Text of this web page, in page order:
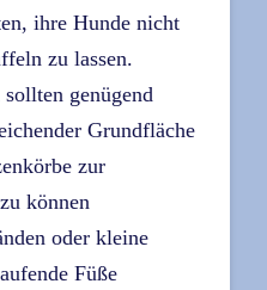
ihre Hunde nicht
zu lassen.
genügend
Grundfläche
zur
können
oder kleine
Füße